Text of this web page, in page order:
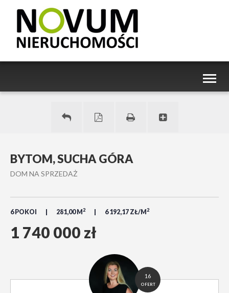
BYTOM, SUCHA GÓRA
DOM NA SPRZEDAŻ
6 POKOI 281,00 M 2 6 192,17 ZŁ/M 2
1 740 000 zł
16
OFERT